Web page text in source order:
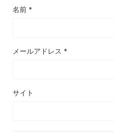
名前 *
メールアドレス *
サイト